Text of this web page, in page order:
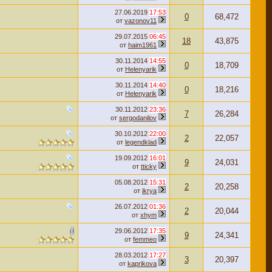
27.06.2019 17:53
от vazonov11 0 68,472
29.07.2015 06:45
от haim1961 18 43,875
30.11.2014 14:55
от Helenyarik 0 18,709
30.11.2014 14:40
от Helenyarik 0 18,216
30.11.2012 23:36
от sergodanilov 7 26,284
30.10.2012 22:00
от legendklad 2 22,057
19.09.2012 16:01
от tticky 9 24,031
05.08.2012 15:31
от ikrya 2 20,258
26.07.2012 01:36
от xhym 2 20,044
29.06.2012 17:35
от femmeo 9 24,341
28.03.2012 17:27
от kaprikova 3 20,397